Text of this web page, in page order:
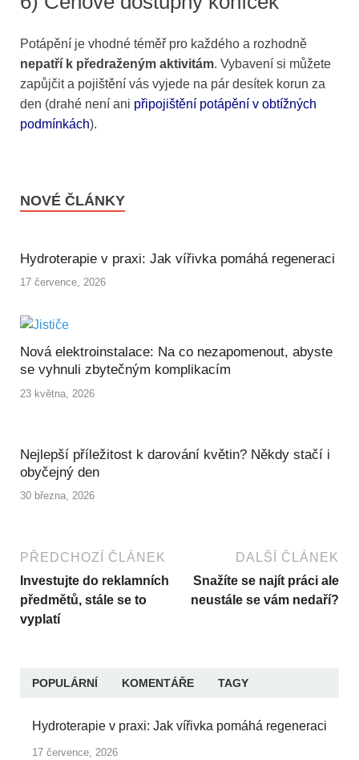
Potápění je vhodné téměř pro každého a rozhodně
nepatří k předraženým aktivitám. Vybavení si můžete
zapůjčit a pojištění vás vyjede na pár desítek korun za
den (drahé není ani připojištění potápění v obtížných
podmínkách).
NOVÉ ČLÁNKY
Hydroterapie v praxi: Jak vířivka pomáhá regeneraci
17 července, 2026
Nová elektroinstalace: Na co nezapomenout, abyste
se vyhnuli zbytečným komplikacím
23 května, 2026
Nejlepší příležitost k darování květin? Někdy stačí i
obyčejný den
30 března, 2026
PŘEDCHOZÍ ČLÁNEK
Investujte do reklamních
předmětů, stále se to
vyplatí
DALŠÍ ČLÁNEK
Snažíte se najít práci ale
neustále se vám nedaří?
POPULÁRNÍ KOMENTÁŘE TAGY
Hydroterapie v praxi: Jak vířivka pomáhá regeneraci
17 července, 2026